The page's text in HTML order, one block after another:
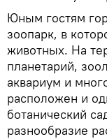
Юным гостям
зоопарк, в
животных. На
планетарий,
аквариум и
расположен и
ботанический
разнообразие